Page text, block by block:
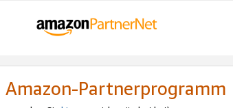
Partnerprogramm